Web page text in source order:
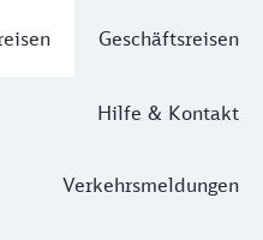
Geschäftsreisen
Hilfe & Kontakt
Verkehrsmeldungen